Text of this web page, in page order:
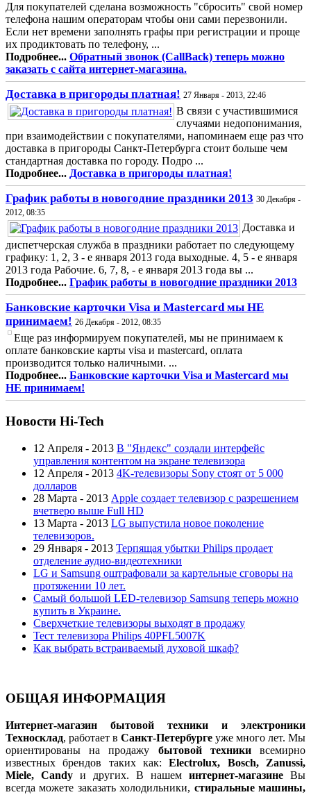
Для покупателей сделана возможность "сбросить" свой номер
телефона нашим операторам чтобы они сами перезвонили.
Если нет времени заполнять графы при регистрации и проще
их продиктовать по телефону, ...
Подробнее... Обратный звонок (CallBack) теперь можно
заказать с сайта интернет-магазина.
Доставка в пригороды платная! 27 Января - 2013, 22:46
В связи с участившимися
случаями недопонимания,
при взаимодействии с покупателями, напоминаем еще раз что
доставка в пригороды Санкт-Петербурга стоит больше чем
стандартная доставка по городу. Подро ...
Подробнее... Доставка в пригороды платная!
График работы в новогодние праздники 2013 30 Декабря -
2012, 08:35
Доставка и
диспетчерская служба в праздники работает по следующему
графику: 1, 2, 3 - е января 2013 года выходные. 4, 5 - е января
2013 года Рабочие. 6, 7, 8, - е января 2013 года вы ...
Подробнее... График работы в новогодние праздники 2013
Банковские карточки Visa и Mastercard мы НЕ
принимаем! 26 Декабря - 2012, 08:35
Еще раз информируем покупателей, мы не принимаем к
оплате банковские карты visa и mastercard, оплата
производится только наличными. ...
Подробнее... Банковские карточки Visa и Mastercard мы
НЕ принимаем!
Новости Hi-Tech
12 Апреля - 2013 В "Яндекс" создали интерфейс
управления контентом на экране телевизора
12 Апреля - 2013 4K-телевизоры Sony стоят от 5 000
долларов
28 Марта - 2013 Apple создает телевизор с разрешением
вчетверо выше Full HD
13 Марта - 2013 LG выпустила новое поколение
телевизоров.
29 Января - 2013 Терпящая убытки Philips продает
отделение аудио-видеотехники
LG и Samsung оштрафовали за картельные сговоры на
протяжении 10 лет.
Самый большой LED-телевизор Samsung теперь можно
купить в Украине.
Сверхчеткие телевизоры выходят в продажу
Тест телевизора Philips 40PFL5007K
Как выбрать встраиваемый духовой шкаф?
ОБЩАЯ ИНФОРМАЦИЯ
Интернет-магазин бытовой техники и электроники
Техносклад, работает в Санкт-Петербурге уже много лет. Мы
ориентированы на продажу бытовой техникивсемирно
известных брендов таких как:Electrolux, Bosch, Zanussi,
Miele, Candy и других. В нашем интернет-магазине Вы
всегда можете заказать холодильники, стиральные машины,